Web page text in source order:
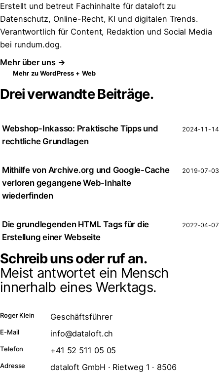
Erstellt und betreut Fachinhalte für dataloft zu
Datenschutz, Online-Recht, KI und digitalen Trends.
Verantwortlich für Content, Redaktion und Social Media
bei rundum.dog.
Mehr über uns →
Mehr zu WordPress + Web
Drei verwandte Beiträge.
Webshop-Inkasso: Praktische Tipps und
rechtliche Grundlagen
2024-11-14
Mithilfe von Archive.org und Google-Cache
verloren gegangene Web-Inhalte
wiederfinden
2019-07-03
Die grundlegenden HTML Tags für die
Erstellung einer Webseite
2022-04-07
Schreib uns oder ruf an.
Meist antwortet ein Mensch
innerhalb eines Werktags.
Roger Klein Geschäftsführer
E-Mail info@dataloft.ch
Telefon +41 52 511 05 05
Adresse
dataloft GmbH · Rietweg 1 · 8506